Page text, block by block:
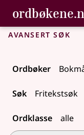
Gå til
Tilgjengelighet
Bokmålsordboka og
Avansert søk
Ordbøker
Søk
Ordklasse